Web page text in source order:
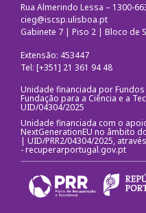
Redes Sociais
EDGE Lab
Rua Almerindo Lessa – 1300-
cieg@iscsp.ulisboa.pt
Gabinete 7 | Piso 2 | Bloco de
Extensão: 453447
Tel: [+351] 21 361 94 48
Unidade financiada por
Fundação para a Ciência e a
UID/04304/2025
Unidade financiada com o
NextGenerationEU no âmbito
| UID/PRR2/04304/2025,
-recuperarportugal.gov.pt